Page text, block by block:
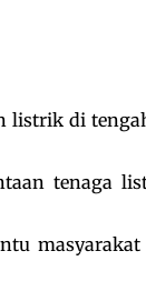
listrik di
tenaga